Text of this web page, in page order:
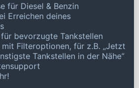
für Diesel & Benzin
Erreichen deines
bevorzugte Tankstellen
Filteroptionen, für z.B. „Jetzt
Tankstellen in der Nähe“